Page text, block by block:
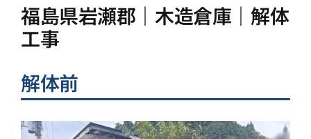
福島県岩瀬郡｜木造倉庫｜解体
工事
解体前